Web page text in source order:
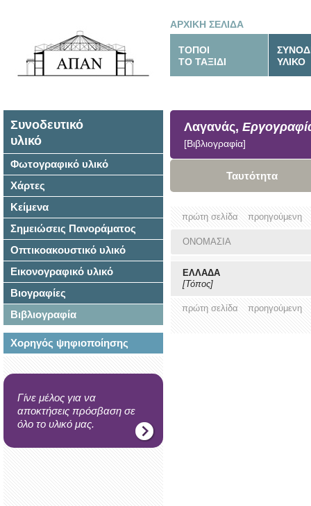
ΑΡΧΙΚΗ ΣΕΛΙΔΑ
ΤΟΠΟΙ
ΤΟ ΤΑΞΙΔΙ
ΥΛΙΚΟ
Συνοδευτικό
υλικό
Φωτογραφικό υλικό
Χάρτες
Κείμενα
Σημειώσεις Πανοράματος
Οπτικοακουστικό υλικό
Εικονογραφικό υλικό
Βιογραφίες
Βιβλιογραφία
Χορηγός ψηφιοποίησης
Γίνε μέλος για να
αποκτήσεις πρόσβαση σε
όλο το υλικό μας.
Λαγανάς,
[Βιβλιογραφία]
Ταυτότητα
πρώτη σελίδα προηγούμενη
ΟΝΟΜΑΣΙΑ
ΕΛΛΑΔΑ
[Τόπος]
πρώτη σελίδα προηγούμενη